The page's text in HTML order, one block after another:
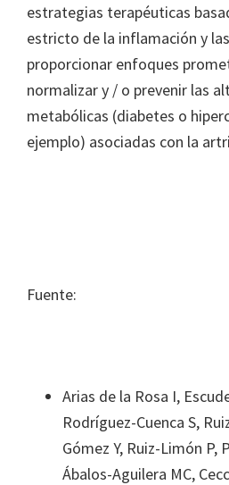
estrategias terapéuticas
estricto de la inflamación y
proporcionar enfoques
normalizar y / o prevenir las
metabólicas (diabetes o
ejemplo) asociadas con la
Fuente:
Arias de la Rosa I,
Rodríguez-Cuenca S,
Gómez Y, Ruiz-Limón P,
Ábalos-Aguilera MC,